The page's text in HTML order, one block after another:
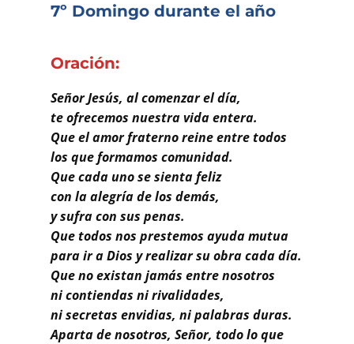
Familia Menesiana
Pastoral Vocacional
Recursos
Contacto
Buscar
7º Domingo durante el año
Oración:
Señor Jesús, al comenzar el día,
te ofrecemos nuestra vida entera.
Que el amor fraterno reine entre todos
los que formamos comunidad.
Que cada uno se sienta feliz
con la alegría de los demás,
y sufra con sus penas.
Que todos nos prestemos ayuda mutua
para ir a Dios y realizar su obra cada día.
Que no existan jamás entre nosotros
ni contiendas ni rivalidades,
ni secretas envidias, ni palabras duras.
Aparta de nosotros, Señor, todo lo que